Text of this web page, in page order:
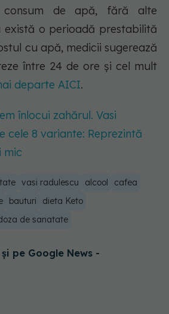
consum de apă, fără alte
există o perioadă prestabilită
cu apă, medicii sugerează
între 24 de ore și cel mult
departe AICI.
înlocui zahărul. Vasi
cele 8 variante: Reprezintă
mic
vasi radulescu alcool
cafea
bauturi
dieta Keto
de sanatate
pe Google News -